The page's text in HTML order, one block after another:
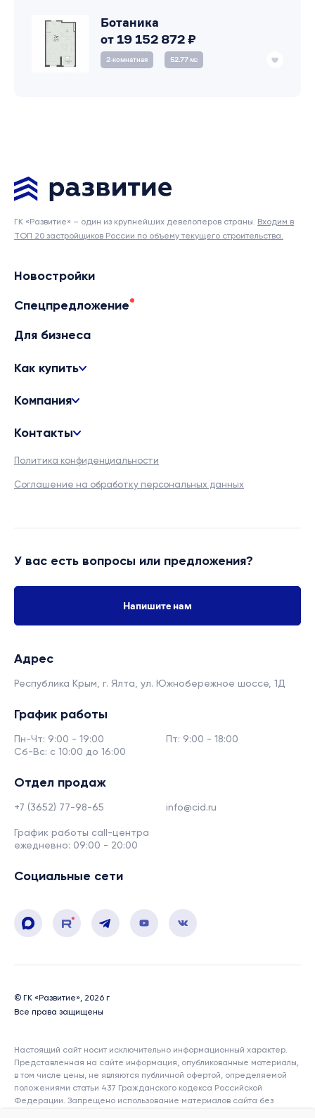
Ботаника
от 19 152 872 ₽
2‑комнатная 52.77 м2
ГК «Развитие» – один из крупнейших девелоперов страны. Входим в
ТОП 20 застройщиков России по объему текущего строительства.
Новостройки
Спецпредложение
Для бизнеса
Как купить
Компания
Контакты
Политика конфиденциальности
Соглашение на обработку персональных данных
У вас есть вопросы или предложения?
Напишите нам
Адрес
Республика Крым, г. Ялта, ул. Южнобережное шоссе, 1Д
График работы
Пн-Чт: 9:00 - 19:00
Пт: 9:00 - 18:00
Сб-Вс: с 10:00 до 16:00
Отдел продаж
+7 (3652) 77-98-65 info@cid.ru
График работы call-центра
ежедневно: 09:00 - 20:00
Социальные сети
© ГК «Развитие», 2026 г
Все права защищены
Настоящий сайт носит исключительно информационный характер.
Представленная на сайте информация, опубликованные материалы,
в том числе цены, не являются публичной офертой, определяемой
положениями статьи 437 Гражданского кодекса Российской
Федерации. Запрещено использование материалов сайта без